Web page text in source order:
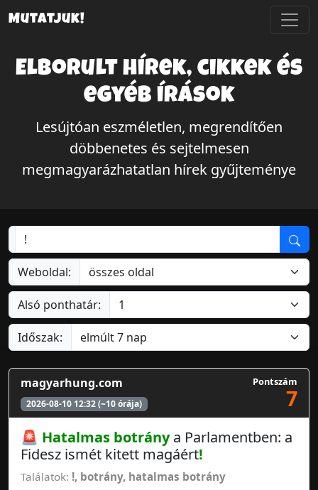
Mutatjuk!
Elborult hírek, cikkek és
egyéb írások
Lesújtóan eszméletlen, megrendítően
döbbenetes és sejtelmesen
megmagyarázhatatlan hírek gyűjteménye
Weboldal:
Alsó ponthatár:
Időszak:
magyarhung.com
2026-08-10 12:32 (~10 órája)
Pontszám
7
🚨 Hatalmas botránya Parlamentben: a
Fidesz ismét kitett magáért!
Találatok: !, botrány, hatalmas botrány